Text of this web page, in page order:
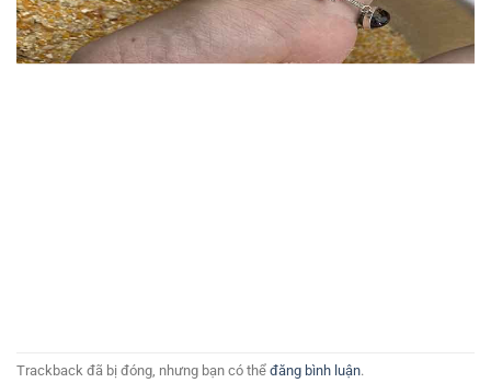
Trackback đã bị đóng, nhưng bạn có thể đăng bình luận.